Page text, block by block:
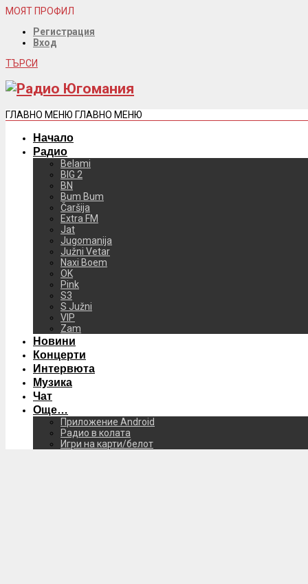
МОЯТ ПРОФИЛ
Регистрация
Вход
ТЪРСИ
ГЛАВНО МЕНЮ ГЛАВНО МЕНЮ
Начало
Радио
Belami
BIG 2
BN
Bum Bum
Čaršija
Extra FM
Jat
Jugomanija
Južni Vetar
Naxi Boem
OK
Pink
S3
S Južni
VIP
Zam
Новини
Концерти
Интервюта
Музика
Чат
Още…
Приложение Android
Радио в колата
Игри на карти/белот